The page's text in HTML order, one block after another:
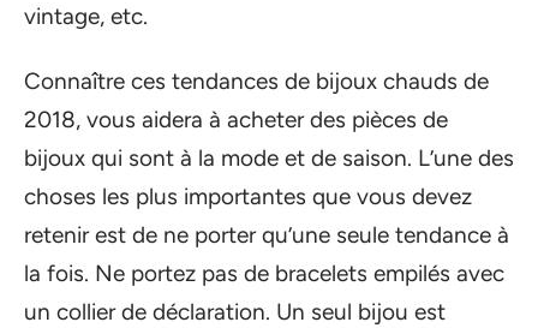
vintage, etc.
Connaître ces tendances de bijoux chauds de
2018, vous aidera à acheter des pièces de
bijoux qui sont à la mode et de saison. L’une des
choses les plus importantes que vous devez
retenir est de ne porter qu’une seule tendance à
la fois. Ne portez pas de bracelets empilés avec
un collier de déclaration. Un seul bijou est